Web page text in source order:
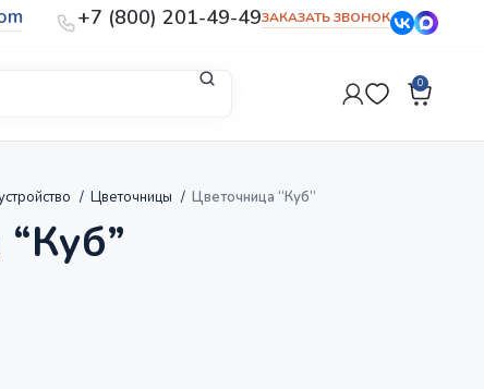
+7 (800) 201-49-49ЗАКАЗАТЬ ЗВОНОК
0
Цветочницы Цветочница “Куб”